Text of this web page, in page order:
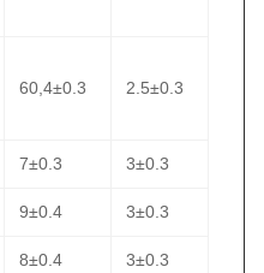
60,4±0.3 2.5±0.3
7±0.3 3±0.3
9±0.4 3±0.3
8±0.4 3±0.3